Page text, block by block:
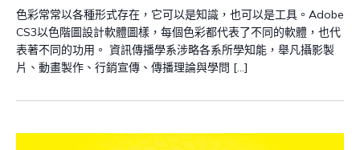
色彩常常以各種形式存在，它可以是知識，也可以是工具。Adobe
CS3以色階圖設計軟體圖樣，每個色彩都代表了不同的軟體，也代
表著不同的功用。 資訊傳播學系涉略各系所學知能，舉凡攝影製
片、動畫製作、行銷宣傳、傳播理論與學問 […]